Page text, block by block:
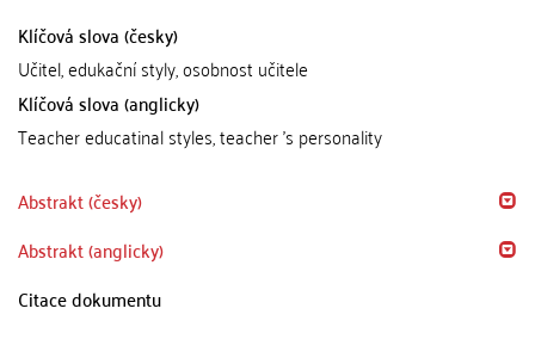
Klíčová slova (česky)
Učitel, edukační styly, osobnost učitele
Klíčová slova (anglicky)
Teacher educatinal styles, teacher 's personality
Abstrakt (česky)
Abstrakt (anglicky)
Citace dokumentu